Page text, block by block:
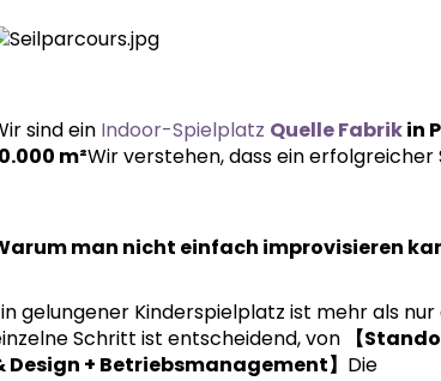
sind ein Indoor-Spielplatz Quelle Fabrikin
m²Wir verstehen, dass ein
man nicht einfach improvisieren
gelungener Kinderspielplatz ist mehr als
Schritt ist entscheidend, von
【
Design + Betriebsmanagement】 Die